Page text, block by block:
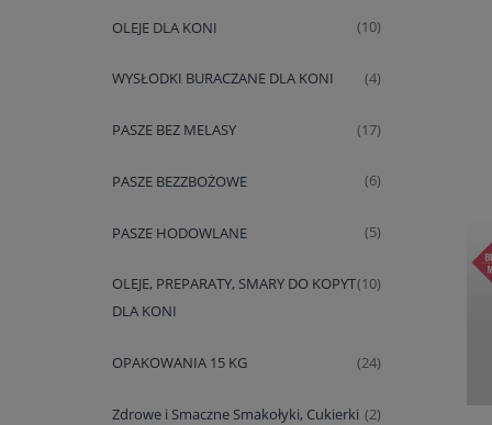
OLEJE DLA KONI (10)
WYSŁODKI BURACZANE DLA KONI (4)
PASZE BEZ MELASY (17)
PASZE BEZZBOŻOWE (6)
PASZE HODOWLANE (5)
OLEJE, PREPARATY, SMARY DO KOPYT
DLA KONI
(10)
OPAKOWANIA 15 KG (24)
Zdrowe i Smaczne Smakołyki, Cukierki (2)